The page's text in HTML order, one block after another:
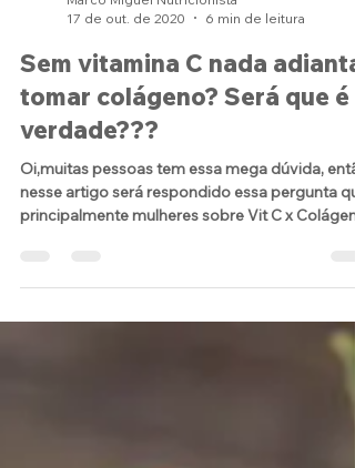
17 de out. de 2020
6 min de leitura
Sem vitamina C nada adianta
tomar colágeno? Será que é
verdade???
Oi,muitas pessoas tem essa mega dúvida,